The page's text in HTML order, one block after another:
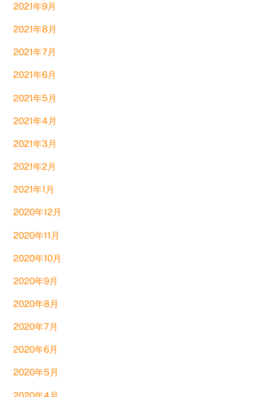
2021年9月
2021年8月
2021年7月
2021年6月
2021年5月
2021年4月
2021年3月
2021年2月
2021年1月
2020年12月
2020年11月
2020年10月
2020年9月
2020年8月
2020年7月
2020年6月
2020年5月